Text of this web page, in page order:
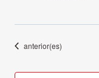
Eventos
anterior(es)